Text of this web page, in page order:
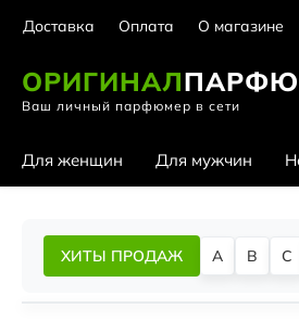
Доставка Оплата О магазине
ОРИГИНАЛ
Ваш личный парфюмер в сети
Для женщин Для мужчин
ХИТЫ ПРОДАЖ A B C